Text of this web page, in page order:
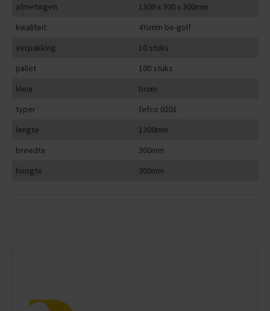
afmetingen
1300 x 300 x 300mm
kwaliteit
4½mm be-golf
verpakking
10 stuks
pallet
100 stuks
kleur
bruin
typer
fefco 0201
lengte
1300mm
breedte
300mm
hoogte
300mm